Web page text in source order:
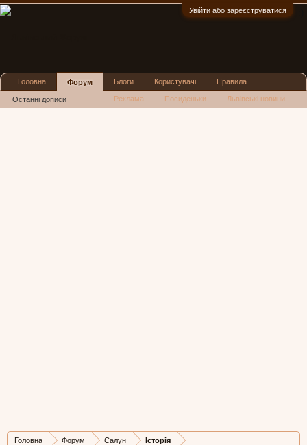
Увійти або зареєструватися
Головна Форум Салун Історія
Головна Форум
Останні дописи
Блоги Користувачі Правила
Реклама Посиденьки Львівські новини